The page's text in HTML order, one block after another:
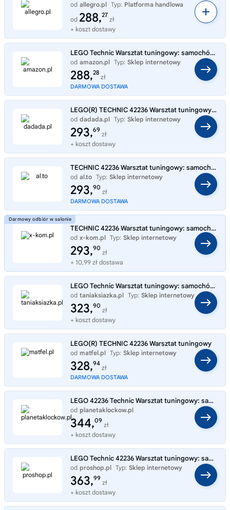
od allegro.pl Typ: Platforma handlowa
od 288,27
zł
+ koszt dostawy
LEGO Technic Warsztat tuningowy: samochód Ford Mustang GT 42236 | Model samochodu, klocki konstrukcyjne Technic, prezent
od amazon.pl Typ: Sklep internetowy
288,28
zł
DARMOWA DOSTAWA
LEGO(R) TECHNIC 42236 Warsztat tuningowy: samochód Ford Mustang GT
od dadada.pl Typ: Sklep internetowy
293,69
zł
+ koszt dostawy
TECHNIC 42236 Warsztat tuningowy: samochód Ford Mustang GT
od al.to Typ: Sklep internetowy
293,90
zł
DARMOWA DOSTAWA
TECHNIC 42236 Warsztat tuningowy: samochód Ford Mustang GT
od x-kom.pl Typ: Sklep internetowy
293,90
zł
+ 10,99 zł dostawa
LEGO Technic Warsztat tuningowy: samochód Ford Mustang GT 42236
od taniaksiazka.pl Typ: Sklep internetowy
323,90
zł
+ koszt dostawy
LEGO(R) TECHNIC 42236 Warsztat tuningowy
od matfel.pl Typ: Sklep internetowy
328,94
zł
DARMOWA DOSTAWA
LEGO 42236 Technic Warsztat tuningowy: samochód Ford Mustang GT
od planetaklockow.pl
Typ:
Sklep internetowy
344,09
zł
+ koszt dostawy
LEGO Technic 42236 Warsztat tuningowy: samochód Ford Mustang GT
od proshop.pl Typ: Sklep internetowy
363,99
zł
+ koszt dostawy